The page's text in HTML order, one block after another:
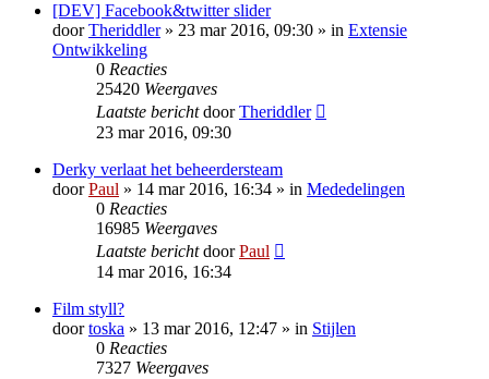
[DEV] Facebook&twitter slider
doorTheriddler» 23 mar 2016, 09:30 » in Extensie
Ontwikkeling
0 Reacties
25420 Weergaves
Laatste berichtdoorTheriddler
23 mar 2016, 09:30
Derky verlaat het beheerdersteam
doorPaul » 14 mar 2016, 16:34 » in Mededelingen
0 Reacties
16985 Weergaves
Laatste berichtdoorPaul
14 mar 2016, 16:34
Film styll?
doortoska » 13 mar 2016, 12:47 » in Stijlen
0 Reacties
7327 Weergaves